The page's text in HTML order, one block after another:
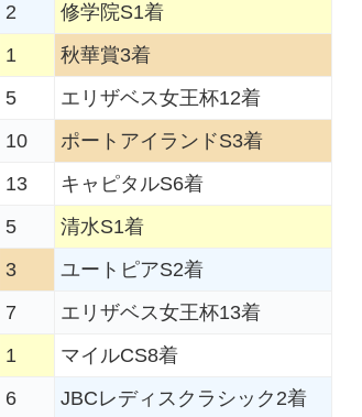
2
修学院S1着
1 秋華賞3着
5
エリザベス女王杯12着
10
ポートアイランドS3着
13 キャピタルS6着
5
清水S1着
3
ユートピアS2着
7 エリザベス女王杯13着
1
マイルCS8着
6
JBCレディスクラシック2着